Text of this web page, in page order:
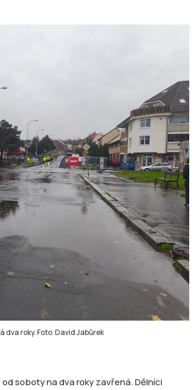
roky. Foto: David Jabůrek
soboty na dva roky zavřená. Dělníci